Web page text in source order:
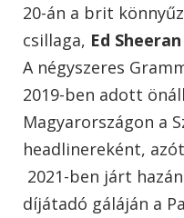
20-án a brit
csillaga, Ed Sheeran
A négyszeres
2019-ben adott
Magyarországon a
headlinereként,
2021-ben járt
díjátadó gáláján a